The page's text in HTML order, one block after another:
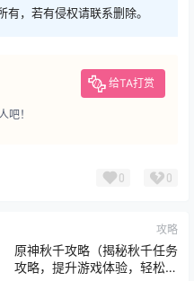
，若有侵权请联系删除。
给TA打赏
吧！
0 0
攻略
原神秋千攻略（揭秘秋千任务
攻略，提升游戏体验，轻松获